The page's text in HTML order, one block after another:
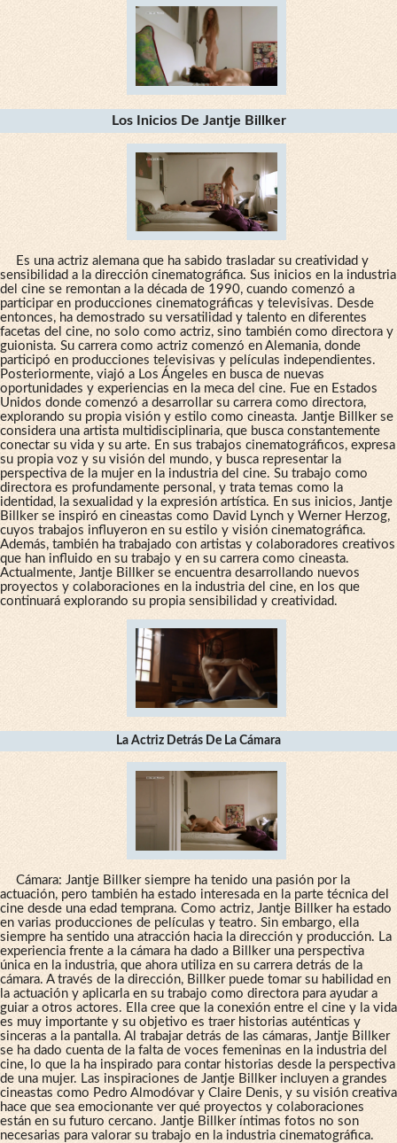
Los Inicios De Jantje Billker
Es una actriz alemana que ha sabido trasladar su creatividad y
sensibilidad a la dirección cinematográfica. Sus inicios en la industria
del cine se remontan a la década de 1990, cuando comenzó a
participar en producciones cinematográficas y televisivas. Desde
entonces, ha demostrado su versatilidad y talento en diferentes
facetas del cine, no solo como actriz, sino también como directora y
guionista. Su carrera como actriz comenzó en Alemania, donde
participó en producciones televisivas y películas independientes.
Posteriormente, viajó a Los Ángeles en busca de nuevas
oportunidades y experiencias en la meca del cine. Fue en Estados
Unidos donde comenzó a desarrollar su carrera como directora,
explorando su propia visión y estilo como cineasta. Jantje Billker se
considera una artista multidisciplinaria, que busca constantemente
conectar su vida y su arte. En sus trabajos cinematográficos, expresa
su propia voz y su visión del mundo, y busca representar la
perspectiva de la mujer en la industria del cine. Su trabajo como
directora es profundamente personal, y trata temas como la
identidad, la sexualidad y la expresión artística. En sus inicios, Jantje
Billker se inspiró en cineastas como David Lynch y Werner Herzog,
cuyos trabajos influyeron en su estilo y visión cinematográfica.
Además, también ha trabajado con artistas y colaboradores creativos
que han influido en su trabajo y en su carrera como cineasta.
Actualmente, Jantje Billker se encuentra desarrollando nuevos
proyectos y colaboraciones en la industria del cine, en los que
continuará explorando su propia sensibilidad y creatividad.
La Actriz Detrás De La Cámara
Cámara: Jantje Billker siempre ha tenido una pasión por la
actuación, pero también ha estado interesada en la parte técnica del
cine desde una edad temprana. Como actriz, Jantje Billker ha estado
en varias producciones de películas y teatro. Sin embargo, ella
siempre ha sentido una atracción hacia la dirección y producción. La
experiencia frente a la cámara ha dado a Billker una perspectiva
única en la industria, que ahora utiliza en su carrera detrás de la
cámara. A través de la dirección, Billker puede tomar su habilidad en
la actuación y aplicarla en su trabajo como directora para ayudar a
guiar a otros actores. Ella cree que la conexión entre el cine y la vida
es muy importante y su objetivo es traer historias auténticas y
sinceras a la pantalla. Al trabajar detrás de las cámaras, Jantje Billker
se ha dado cuenta de la falta de voces femeninas en la industria del
cine, lo que la ha inspirado para contar historias desde la perspectiva
de una mujer. Las inspiraciones de Jantje Billker incluyen a grandes
cineastas como Pedro Almodóvar y Claire Denis, y su visión creativa
hace que sea emocionante ver qué proyectos y colaboraciones
están en su futuro cercano. Jantje Billker íntimas fotos no son
necesarias para valorar su trabajo en la industria cinematográfica.